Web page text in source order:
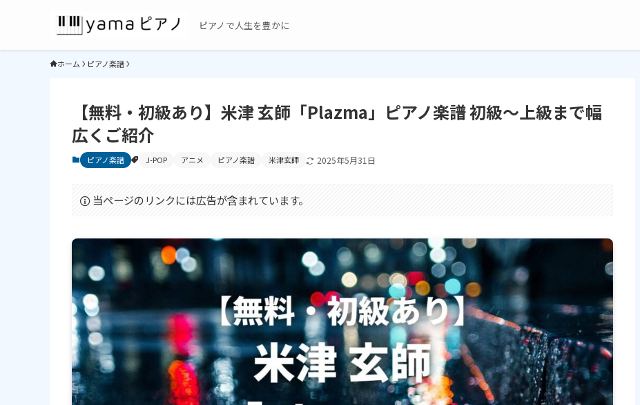
ピアノで人生を豊かに
ホーム ピアノ楽譜
【無料・初級あり】米津 玄師「Plazma」ピアノ楽譜 初級〜上級まで幅
広くご紹介
ピアノ楽譜 J-POP アニメ ピアノ楽譜 米津玄師 2025年5月31日
当ページのリンクには広告が含まれています。